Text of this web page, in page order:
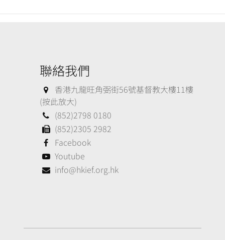
聯絡我們
香港九龍旺角弼街56號基督教大樓11樓
(按此放大)
(852)2798 0180
(852)2305 2982
Facebook
Youtube
info@hkief.org.hk